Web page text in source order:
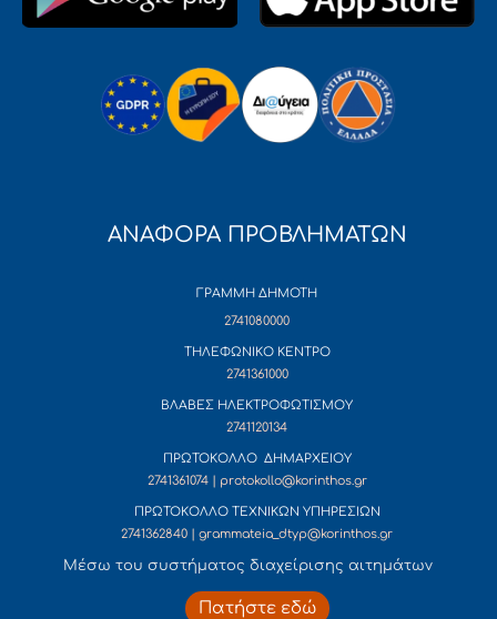
ΑΝΑΦΟΡΑ ΠΡΟΒΛΗΜΑΤΩΝ
ΓΡΑΜΜΗ ΔΗΜΟΤΗ
2741080000
ΤΗΛΕΦΩΝΙΚΟ ΚΕΝΤΡΟ
2741361000
ΒΛΑΒΕΣ ΗΛΕΚΤΡΟΦΩΤΙΣΜΟΥ
2741120134
ΠΡΩΤΟΚΟΛΛΟ ΔΗΜΑΡΧΕΙΟΥ
2741361074 | protokollo@korinthos.gr
ΠΡΩΤΟΚΟΛΛΟ ΤΕΧΝΙΚΩΝ ΥΠΗΡΕΣΙΩΝ
2741362840 | grammateia_dtyp@korinthos.gr
Mέσω του συστήματος διαχείρισης αιτημάτων
Πατήστε εδώ